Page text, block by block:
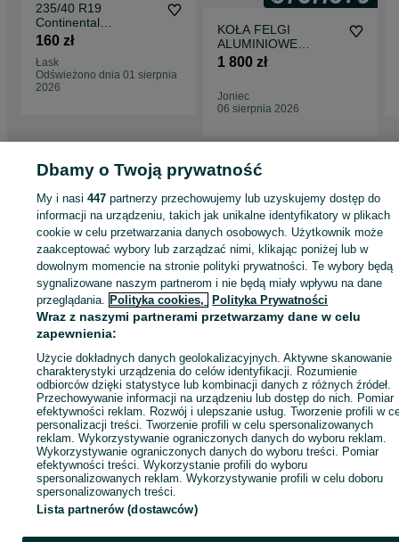
235/40 R19
Continental
ContiWinterContact
160 zł
Łask
Odświeżono dnia 01 sierpnia
2026
KOŁA FELGI
ALUMINIOWE
ALUFELGI FELGI
6775405 8,5j 9,5 x
19&quot; 5x120 ET
RUNFLAT 245/45
1 800 zł
Joniec
06 sierpnia 2026
Strona główna Motoryzacja Opony i Felgi Opony
KATEGORIA
1044520037 Wyświetlenia:
Zadzwoń / SMS Wyślij wiadomość
Dbamy o Twoją prywatność
My i nasi447 partnerzy przechowujemy lub uzyskujemy dostęp do
informacji na urządzeniu, takich jak unikalne identyfikatory w plikach
cookie w celu przetwarzania danych osobowych. Użytkownik może
zaakceptować wybory lub zarządzać nimi, klikając poniżej lub w
dowolnym momencie na stronie polityki prywatności. Te wybory będą
sygnalizowane naszym partnerom i nie będą miały wpływu na dane
przeglądania. Polityka cookies, Polityka Prywatności
Wraz z naszymi partnerami przetwarzamy dane w celu
zapewnienia:
Użycie dokładnych danych geolokalizacyjnych. Aktywne skanowanie
charakterystyki urządzenia do celów identyfikacji. Rozumienie
odbiorców dzięki statystyce lub kombinacji danych z różnych źródeł.
Przechowywanie informacji na urządzeniu lub dostęp do nich. Pomiar
efektywności reklam. Rozwój i ulepszanie usług. Tworzenie profili w
personalizacji treści. Tworzenie profili w celu spersonalizowanych
reklam. Wykorzystywanie ograniczonych danych do wyboru reklam.
Wykorzystywanie ograniczonych danych do wyboru treści. Pomiar
efektywności treści. Wykorzystanie profili do wyboru
spersonalizowanych reklam. Wykorzystywanie profili w celu doboru
spersonalizowanych treści.
Lista partnerów (dostawców)